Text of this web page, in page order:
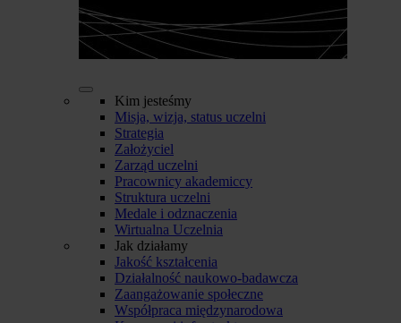
Kim jesteśmy
Misja, wizja, status uczelni
Strategia
Założyciel
Zarząd uczelni
Pracownicy akademiccy
Struktura uczelni
Medale i odznaczenia
Wirtualna Uczelnia
Jak działamy
Jakość kształcenia
Działalność naukowo-badawcza
Zaangażowanie społeczne
Współpraca międzynarodowa